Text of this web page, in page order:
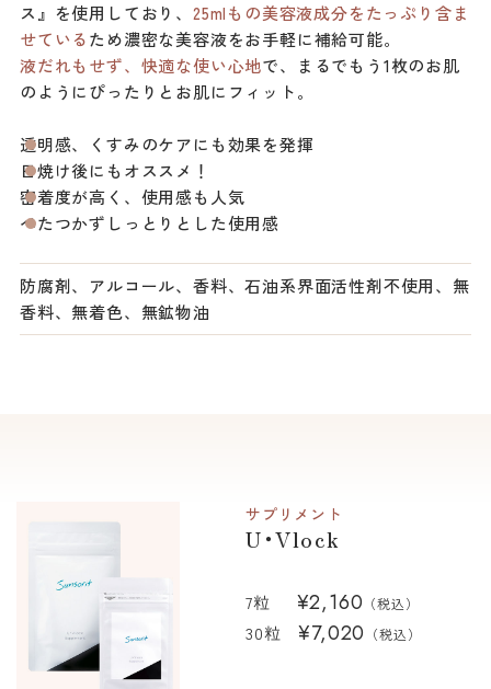
ス』を使用しており、 25mlもの美容液成分をたっぷり含ま
せているため濃密な美容液をお手軽に補給可能。
液だれもせず、快適な使い心地で、まるでもう1枚のお肌
のようにぴったりとお肌にフィット。
透明感、くすみのケアにも効果を発揮
日焼け後にもオススメ！
密着度が高く、使用感も人気
べたつかずしっとりとした使用感
防腐剤、アルコール、香料、石油系界面活性剤不使用、無
香料、無着色、無鉱物油
サプリメント
U･Vlock
7粒 ¥2,160 （税込）
30粒 ¥7,020 （税込）